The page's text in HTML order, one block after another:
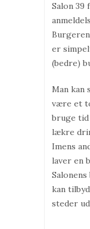
Salon 39
er
(bedre)
Man kan
være et
bruge tid
lækre
Imens
laver en
kan
steder